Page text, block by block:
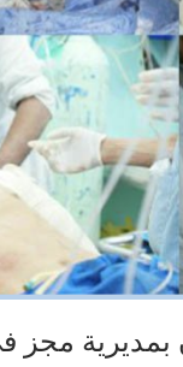
بمديرية